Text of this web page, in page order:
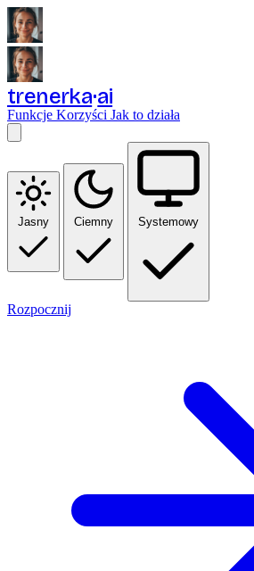
trenerka ai
Funkcje Korzyści Jak to działa
Jasny Ciemny Systemowy
Rozpocznij